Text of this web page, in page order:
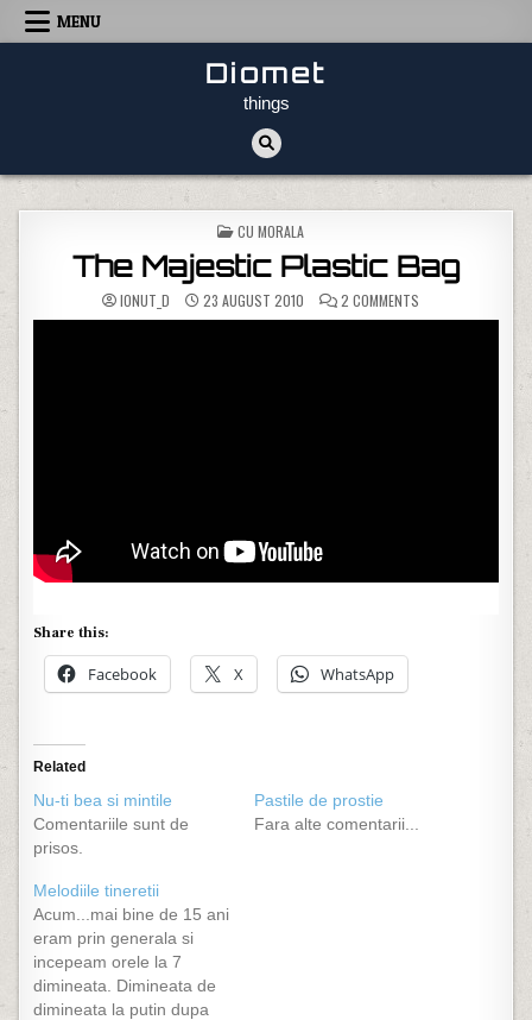
Skip to content
MENU
Diomet
things
POSTED IN
CU MORALA
The Majestic Plastic Bag
IONUT_D 23 AUGUST 2010 2 COMMENTSON THE MAJESTIC
Share this:
Facebook X WhatsApp
Related
Nu-ti bea si mintile
Comentariile sunt de
prisos.
Pastile de prostie
Fara alte comentarii...
Melodiile tineretii
Acum...mai bine de 15 ani
eram prin generala si
incepeam orele la 7
dimineata. Dimineata de
dimineata la putin dupa